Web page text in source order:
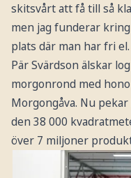
skitsvårt att få till så
men jag funderar
plats där man har fri el.
Pär Svärdson älskar
morgonrond med
Morgongåva. Nu
den 38 000
över 7 miljoner